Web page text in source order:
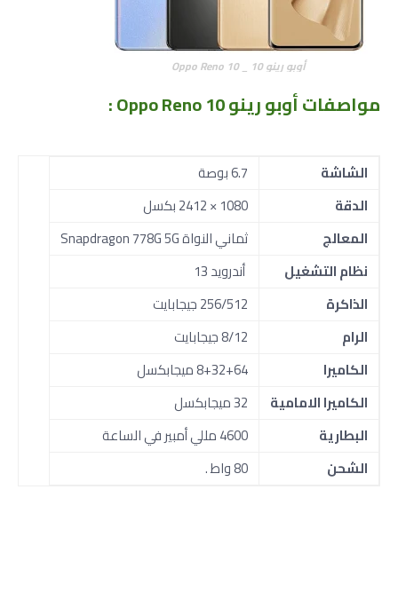
أوبو رينو 10 _ Oppo Reno 10
مواصفات أوبو رينو Oppo Reno 10 :
الشاشة
6.7 بوصة
الدقة
1080 × 2412 بكسل
المعالج
ثماني النواة Snapdragon 778G 5G
نظام التشغيل
أندرويد 13
الذاكرة
256/512 جيجابايت
الرام
8/12 جيجابايت
الكاميرا
8+32+64 ميجابكسل
الكاميرا الامامية
32 ميجابكسل
البطارية
4600 مللي أمبير في الساعة
الشحن
80 واط .